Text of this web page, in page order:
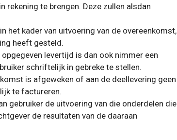
rekening te brengen. Deze zullen alsdan
het kader van uitvoering van de overeenkomst,
heeft gesteld.
levertijd is dan ook nimmer een
schriftelijk in gebreke te stellen.
is afgeweken of aan de deellevering geen
te factureren.
gebruiker de uitvoering van die onderdelen die
de resultaten van de daaraan